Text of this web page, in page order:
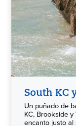
South KC
Un puñado de
KC, Brookside
encanto justo